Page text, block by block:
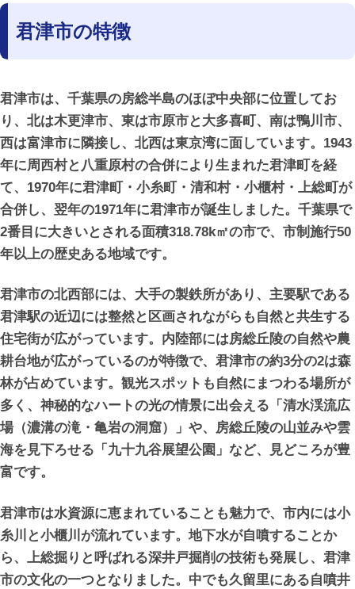
君津市の特徴
君津市は、千葉県の房総半島のほぼ中央部に位置してお
り、北は木更津市、東は市原市と大多喜町、南は鴨川市、
西は富津市に隣接し、北西は東京湾に面しています。1943
年に周西村と八重原村の合併により生まれた君津町を経
て、1970年に君津町・小糸町・清和村・小櫃村・上総町が
合併し、翌年の1971年に君津市が誕生しました。千葉県で
2番目に大きいとされる面積318.78k㎡の市で、市制施行50
年以上の歴史ある地域です。
君津市の北西部には、大手の製鉄所があり、主要駅である
君津駅の近辺には整然と区画されながらも自然と共生する
住宅街が広がっています。内陸部には房総丘陵の自然や農
耕台地が広がっているのが特徴で、君津市の約3分の2は森
林が占めています。観光スポットも自然にまつわる場所が
多く、神秘的なハートの光の情景に出会える「清水渓流広
場（濃溝の滝・亀岩の洞窟）」や、房総丘陵の山並みや雲
海を見下ろせる「九十九谷展望公園」など、見どころが豊
富です。
君津市は水資源に恵まれていることも魅力で、市内には小
糸川と小櫃川が流れています。地下水が自噴することか
ら、上総掘りと呼ばれる深井戸掘削の技術も発展し、君津
市の文化の一つとなりました。中でも久留里にある自噴井